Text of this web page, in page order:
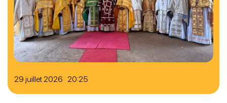
29 juillet 2026 20:25